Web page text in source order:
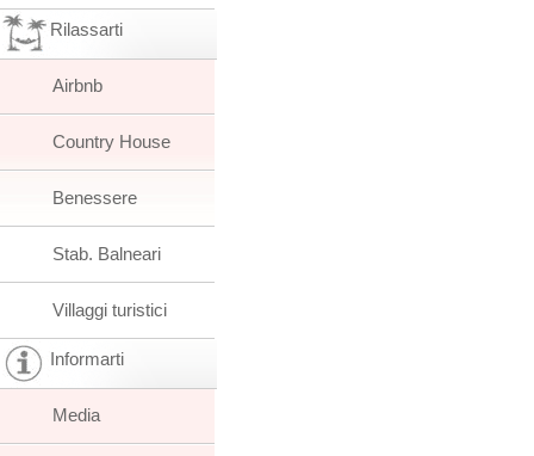
Rilassarti
Airbnb
Country House
Benessere
Stab. Balneari
Villaggi turistici
Informarti
Media